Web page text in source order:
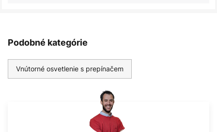
Podobné kategórie
Vnútorné osvetlenie s prepínačem